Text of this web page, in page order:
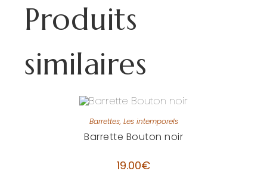
Produits
similaires
Barrettes, Les intemporels
Barrette Bouton noir
19.00€